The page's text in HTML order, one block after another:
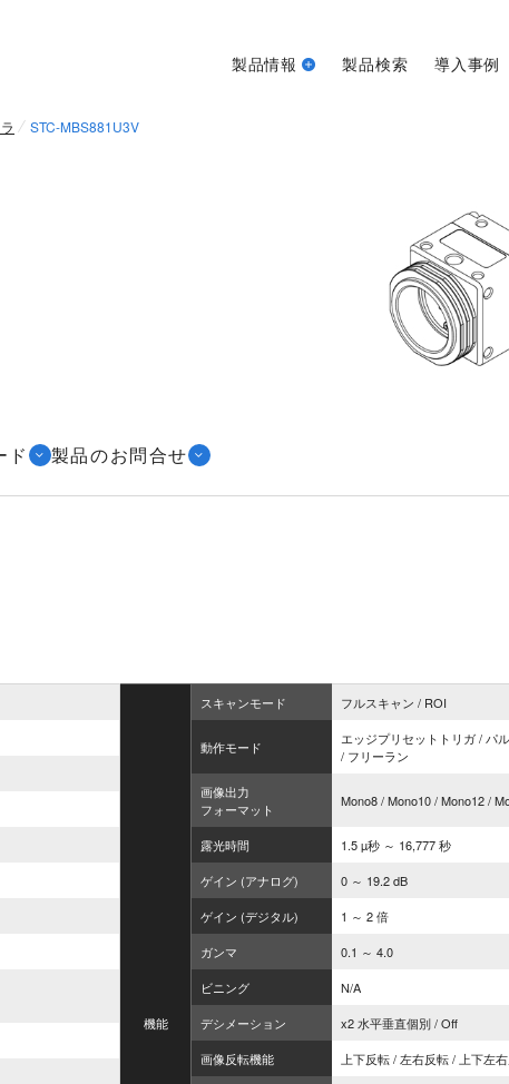
製品情報 製品検索 導入事例
STC-MBS881U3V
ド 製品のお問合せ
機能
スキャンモード フルスキャン / ROI
動作モード
エッジプリセットトリガ / パ
/ フリーラン
画像出力
フォーマット
Mono8 / Mono10 / Mono12 /
露光時間
1.5 µ秒 ～ 16,777 秒
ゲイン (アナログ)
0 ～ 19.2 dB
ゲイン (デジタル)
1 ～ 2 倍
ガンマ
0.1 ～ 4.0
ビニング
N/A
デシメーション
x2 水平垂直個別 / Off
画像反転機能
上下反転 / 左右反転 / 上下左